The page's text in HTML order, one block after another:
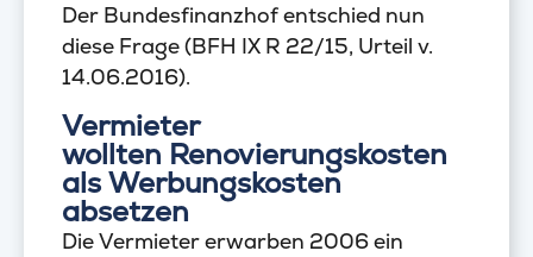
Der Bundesfinanzhof entschied nun
diese Frage (BFH IX R 22/15, Urteil v.
14.06.2016).
Vermieter
wollten Renovierungskosten
als Werbungskosten
absetzen
Die Vermieter erwarben 2006 ein